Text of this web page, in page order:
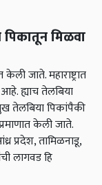
मिळवा
जाते. महाराष्ट्रात
ह्याच तेलबिया
तेलबिया पिकांपैकी
केली जाते.
प्रदेश, तामिळनाडू,
लागवड हि